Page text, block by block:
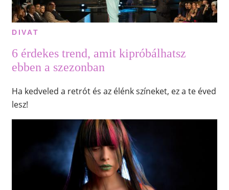
DIVAT
6 érdekes trend, amit kipróbálhatsz
ebben a szezonban
Ha kedveled a retrót és az élénk színeket, ez a te éved
lesz!